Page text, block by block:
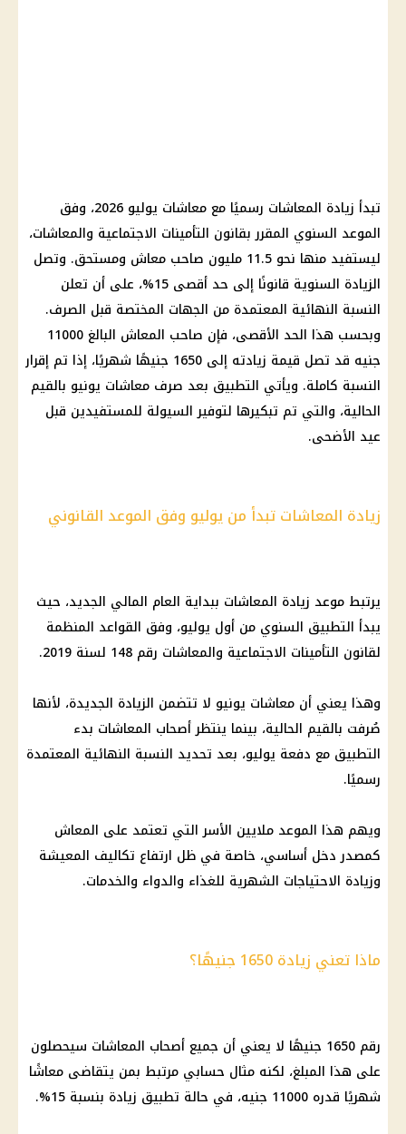
تبدأ زيادة المعاشات رسميًا مع معاشات يوليو 2026، وفق
الموعد السنوي المقرر بقانون التأمينات الاجتماعية والمعاشات،
ليستفيد منها نحو 11.5 مليون صاحب معاش ومستحق. وتصل
الزيادة السنوية قانونًا إلى حد أقصى 15%، على أن تعلن
النسبة النهائية المعتمدة من الجهات المختصة قبل الصرف.
وبحسب هذا الحد الأقصى، فإن صاحب المعاش البالغ 11000
جنيه قد تصل قيمة زيادته إلى 1650 جنيهًا شهريًا، إذا تم إقرار
النسبة كاملة. ويأتي التطبيق بعد صرف معاشات يونيو بالقيم
الحالية، والتي تم تبكيرها لتوفير السيولة للمستفيدين قبل
عيد الأضحى.
زيادة المعاشات تبدأ من يوليو وفق الموعد القانوني
يرتبط موعد زيادة المعاشات ببداية العام المالي الجديد، حيث
يبدأ التطبيق السنوي من أول يوليو، وفق القواعد المنظمة
لقانون التأمينات الاجتماعية والمعاشات رقم 148 لسنة 2019.
وهذا يعني أن معاشات يونيو لا تتضمن الزيادة الجديدة، لأنها
صُرفت بالقيم الحالية، بينما ينتظر أصحاب المعاشات بدء
التطبيق مع دفعة يوليو، بعد تحديد النسبة النهائية المعتمدة
رسميًا.
ويهم هذا الموعد ملايين الأسر التي تعتمد على المعاش
كمصدر دخل أساسي، خاصة في ظل ارتفاع تكاليف المعيشة
وزيادة الاحتياجات الشهرية للغذاء والدواء والخدمات.
ماذا تعني زيادة 1650 جنيهًا؟
رقم 1650 جنيهًا لا يعني أن جميع أصحاب المعاشات سيحصلون
على هذا المبلغ، لكنه مثال حسابي مرتبط بمن يتقاضى معاشًا
شهريًا قدره 11000 جنيه، في حالة تطبيق زيادة بنسبة 15%.